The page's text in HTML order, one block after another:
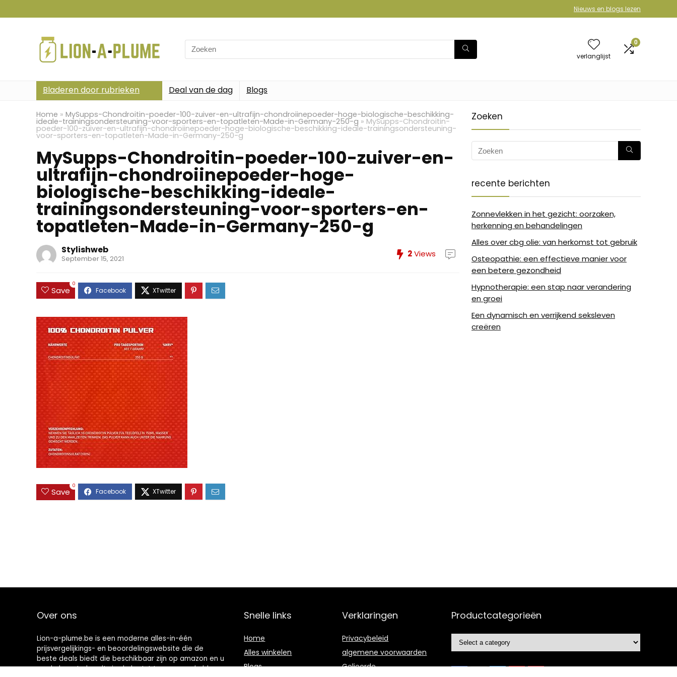
Nieuws en blogs lezen
Search
for:
verlanglijst
0
Bladeren door rubrieken Deal van de dag Blogs
Home » MySupps-Chondroitin-poeder-100-zuiver-en-ultrafijn-chondroiinepoeder-hoge-biologische-beschikking-
ideale-trainingsondersteuning-voor-sporters-en-topatleten-Made-in-Germany-250-g » MySupps-Chondroitin-
poeder-100-zuiver-en-ultrafijn-chondroiinepoeder-hoge-biologische-beschikking-ideale-trainingsondersteuning-
voor-sporters-en-topatleten-Made-in-Germany-250-g
MySupps-Chondroitin-poeder-100-zuiver-en-
ultrafijn-chondroiinepoeder-hoge-
biologische-beschikking-ideale-
trainingsondersteuning-voor-sporters-en-
topatleten-Made-in-Germany-250-g
Stylishweb
September 15, 2021 2Views
Save
0
Save
0
Zoeken
recente berichten
Zonnevlekken in het gezicht: oorzaken,
herkenning en behandelingen
Alles over cbg olie: van herkomst tot gebruik
Osteopathie: een effectieve manier voor
een betere gezondheid
Hypnotherapie: een stap naar verandering
en groei
Een dynamisch en verrijkend seksleven
creëren
Over ons
Lion-a-plume.be is een moderne alles-in-één
prijsvergelijkings- en beoordelingswebsite die de
beste deals biedt die beschikbaar zijn op amazon en u
op de hoogte houdt via de laatst toegevoegde blogs.
Snelle links
Home
Alles winkelen
Blogs
Verklaringen
Privacybeleid
algemene voorwaarden
Gelieerde
Productcategorieën